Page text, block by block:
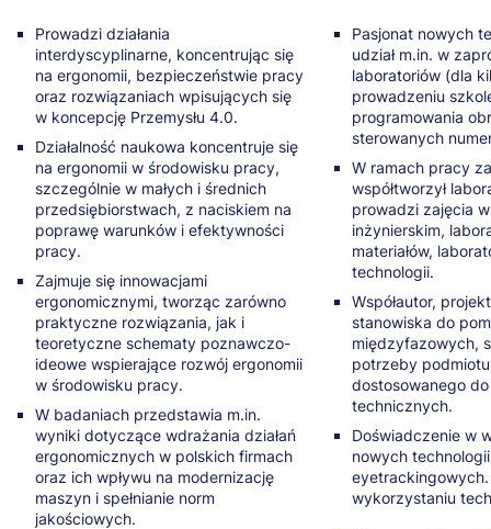
Prowadzi działania
interdyscyplinarne, koncentrując się
na ergonomii, bezpieczeństwie pracy
oraz rozwiązaniach wpisujących się
w koncepcję Przemysłu 4.0.
Działalność naukowa koncentruje się
na ergonomii w środowisku pracy,
szczególnie w małych i średnich
przedsiębiorstwach, z naciskiem na
poprawę warunków i efektywności
pracy.
Zajmuje się innowacjami
ergonomicznymi, tworząc zarówno
praktyczne rozwiązania, jak i
teoretyczne schematy poznawczo-
ideowe wspierające rozwój ergonomii
w środowisku pracy.
W badaniach przedstawia m.in.
wyniki dotyczące wdrażania działań
ergonomicznych w polskich firmach
oraz ich wpływu na modernizację
maszyn i spełnianie norm
jakościowych.
Pasjonat nowych
udział m.in. w
laboratoriów (dla
prowadzeniu
programowania
sterowanych
W ramach pracy
współtworzył
prowadzi zajęcia
inżynierskim,
materiałów,
technologii.
Współautor,
stanowiska do
międzyfazowych,
potrzeby
dostosowanego
technicznych.
Doświadczenie w
nowych
wykorzystaniu